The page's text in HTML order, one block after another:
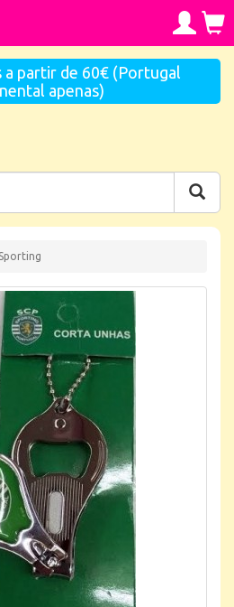
partir de 60€ (Portugal
apenas)